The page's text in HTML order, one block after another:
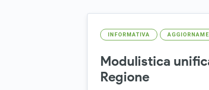
INFORMATIVA
Modulistica
Regione